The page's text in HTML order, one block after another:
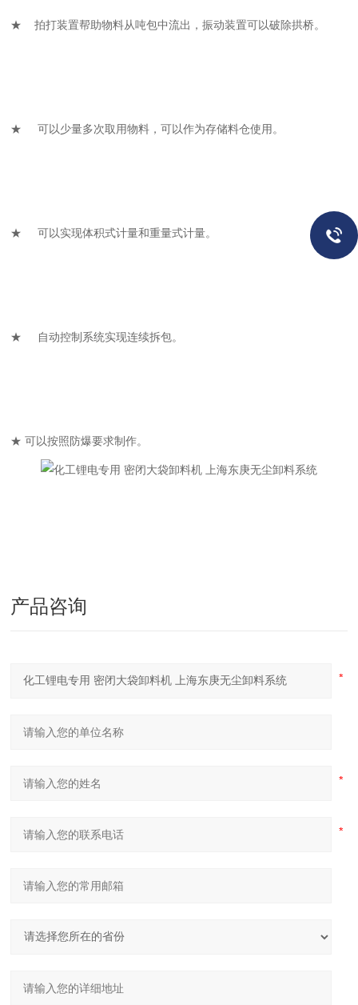
★ 拍打装置帮助物料从吨包中流出，振动装置可以破除拱桥。
★ 可以少量多次取用物料，可以作为存储料仓使用。
★ 可以实现体积式计量和重量式计量。
★ 自动控制系统实现连续拆包。
★ 可以按照防爆要求制作。
产品咨询